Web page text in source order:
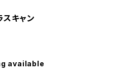
スキャン
available